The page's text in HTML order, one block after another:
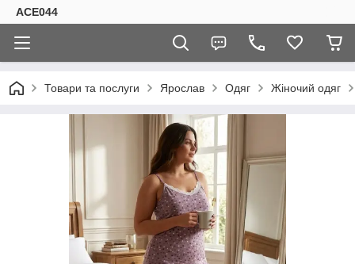
ACE044
Товари та послуги Ярослав Одяг Жіночий одяг